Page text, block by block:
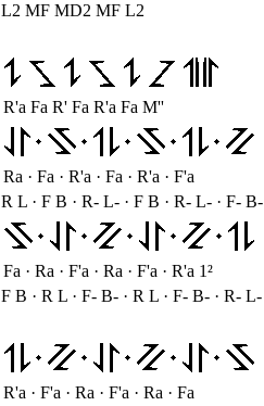
L2 MF MD2 MF L2
R'a Fa R' Fa R'a Fa M''
Ra · Fa · R'a · Fa · R'a · F'a
R L · F B · R- L- · F B · R- L- · F- B-
Fa · Ra · F'a · Ra · F'a · R'a 1²
F B · R L · F- B- · R L · F- B- · R- L-
R'a · F'a · Ra · F'a · Ra · Fa